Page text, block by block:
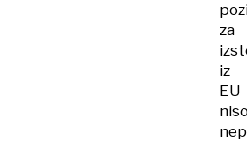
za
iz
EU